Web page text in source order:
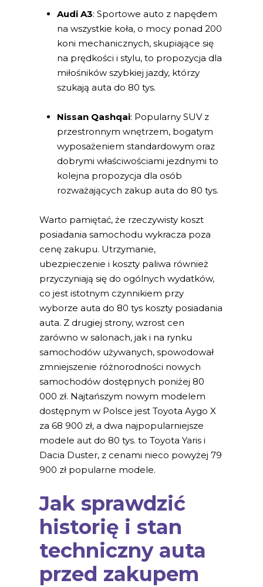
Audi A3: Sportowe auto z napędem
na wszystkie koła, o mocy ponad 200
koni mechanicznych, skupiające się
na prędkości i stylu, to propozycja dla
miłośników szybkiej jazdy, którzy
szukają auta do 80 tys.
Nissan Qashqai: Popularny SUV z
przestronnym wnętrzem, bogatym
wyposażeniem standardowym oraz
dobrymi właściwościami jezdnymi to
kolejna propozycja dla osób
rozważających zakup auta do 80 tys.
Warto pamiętać, że rzeczywisty koszt
posiadania samochodu wykracza poza
cenę zakupu. Utrzymanie,
ubezpieczenie i koszty paliwa również
przyczyniają się do ogólnych wydatków,
co jest istotnym czynnikiem przy
wyborze auta do 80 tys koszty posiadania
auta. Z drugiej strony, wzrost cen
zarówno w salonach, jak i na rynku
samochodów używanych, spowodował
zmniejszenie różnorodności nowych
samochodów dostępnych poniżej 80
000 zł. Najtańszym nowym modelem
dostępnym w Polsce jest Toyota Aygo X
za 68 900 zł, a dwa najpopularniejsze
modele aut do 80 tys. to Toyota Yaris i
Dacia Duster, z cenami nieco powyżej 79
900 zł popularne modele.
Jak sprawdzić
historię i stan
techniczny auta
przed zakupem